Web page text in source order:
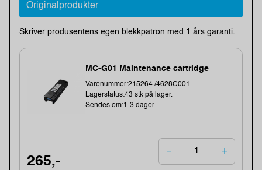
Originalprodukter
Skriver produsentens egen blekkpatron med 1 års garanti.
MC-G01 Maintenance cartridge
Varenummer:215264 /4628C001
Lagerstatus:43 stk på lager.
Sendes om:1-3 dager
265,-